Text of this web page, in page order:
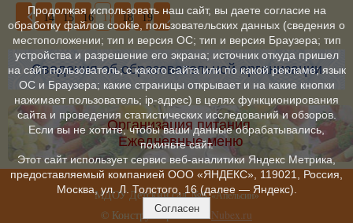
14 15 16 17 18 19
Сведения об образовательной организации
Организация питания.
Ежедневные меню
МДОУ Детский сад №8«Апельсин»
© Конструктор сайтовNubex.ru
Продолжая использовать наш сайт, вы даете согласие на
обработку файлов cookie, пользовательских данных (сведения о
местоположении; тип и версия ОС; тип и версия Браузера; тип
устройства и разрешение его экрана; источник откуда пришел
на сайт пользователь; с какого сайта или по какой рекламе; язык
ОС и Браузера; какие страницы открывает и на какие кнопки
нажимает пользователь; ip-адрес) в целях функционирования
сайта и проведения статистических исследований и обзоров.
Если вы не хотите, чтобы ваши данные обрабатывались,
покиньте сайт.
Этот сайт использует сервис веб-аналитики Яндекс Метрика,
предоставляемый компанией ООО «ЯНДЕКС», 119021, Россия,
Москва, ул. Л. Толстого, 16 (далее — Яндекс).
Согласен